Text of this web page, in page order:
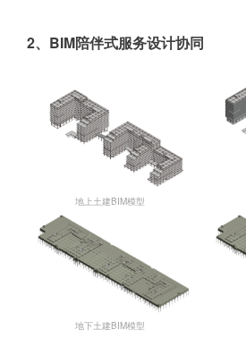
2、BIM陪伴式服务设计协同
地上土建BIM模型
地下土建BIM模型